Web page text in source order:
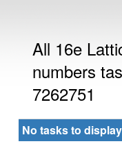
All 16e
numbers
7262751
No tasks to display